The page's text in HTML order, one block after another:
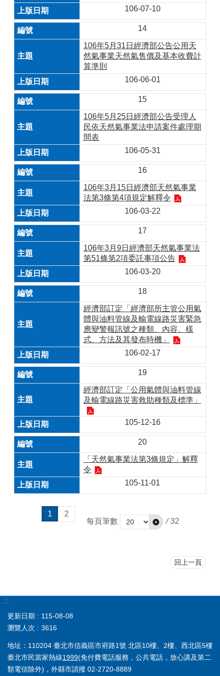
106-07-10
14
106年5月31日經濟部公告公用天
然氣事業天然氣售價及基本收費計
算準則
106-06-01
15
106年5月25日經濟部公告受理人
民依天然氣事業法申請案件處理期
間表
106-05-31
16
106年3月15日經濟部天然氣事業
法第3條第4項規定解釋令
106-03-22
17
106年3月9日經濟部天然氣事業法
第51條第2項委託事項公告
106-03-20
18
經濟部訂定「經濟部所主管公用氣
體與油料管線及輸電線路災害緊急
應變警報訊號之種類、內容、樣
式、方法及其發布時機」
106-02-17
19
經濟部訂定「公用氣體與油料管線
及輸電線路災害救助種類及標準」
105-12-16
20
「天然氣事業法第3條規定」解釋
令
105-11-01
1
2
每頁筆數
/ 32
回上一頁
:::
更新日期
115-08-08
瀏覽人次
3616
地址：110204 臺北市信義區市府路1號 北區10樓、2樓、西北區5樓
臺北市民當家熱線1999(免付費電話服務，公共電話，放心講及第二
類電信除外)，外縣市請撥 02-2720-8889